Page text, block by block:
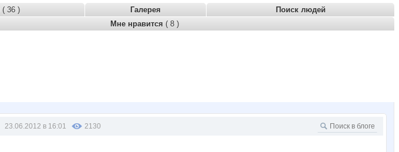
( 36 ) Галерея
Поиск людей
Мне нравится ( 8 )
23.06.2012 в 16:01 2130